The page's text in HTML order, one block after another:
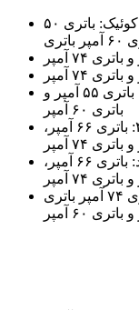
باتری پراید، باتری تیبا، باتری ساینا و باتری کوئیک: باتری ۵۰
پژو ۲۰۶ و باتری پژو ۲۰۷: باتری ۵۰ آمپر، باتری ۵۵ آمپر و
باتری ۶۰ آمپر
باتری سمند، باتری پژو پارس، باتری پژو ۴۰۵: باتری ۶۶ آمپر،
باتری مگان، باتری ساندرو، باتری ال نود: باتری ۶۶ آمپر،
باتری دنا: باتری ۶۶ آمپر، باتری ۷۰ آمپر و باتری ۷۴ آمپر باتری